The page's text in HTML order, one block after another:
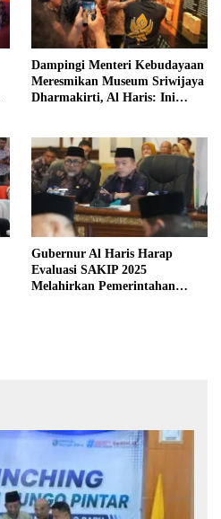
Dampingi Menteri Kebudayaan
Meresmikan Museum Sriwijaya
Dharmakirti, Al Haris: Ini
Gubernur Al Haris Harap
Evaluasi SAKIP 2025
Melahirkan Pemerintahan